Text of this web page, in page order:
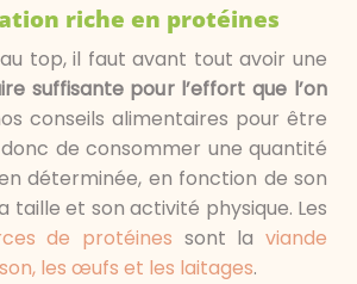
riche en protéines
top, il faut avant tout avoir une
suffisante pour l’effort que l’on
conseils alimentaires pour être
de consommer une quantité
déterminée, en fonction de son
taille et son activité physique. Les
de protéines sont laviande
les œufs et les laitages.